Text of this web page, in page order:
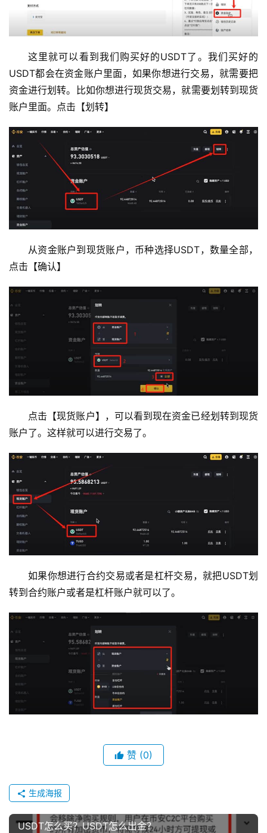
这里就可以看到我们购买好的USDT了。我们买好的
USDT都会在资金账户里面，如果你想进行交易，就需要把
资金进行划转。比如你想进行现货交易，就需要划转到现货
账户里面。点击【划转】
从资金账户到现货账户，币种选择USDT，数量全部，
点击【确认】
点击【现货账户】，可以看到现在资金已经划转到现货
账户了。这样就可以进行交易了。
如果你想进行合约交易或者是杠杆交易，就把USDT划
转到合约账户或者是杠杆账户就可以了。
赞 (0)
生成海报
USDT怎么买？USDT怎么出金？